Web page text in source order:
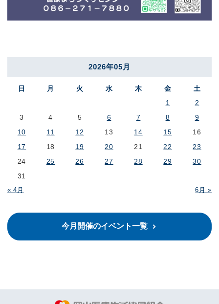
2026年05月
日 月 火 水 木 金 土
« 4月 6月 »
1
2
3
4 5 6 7 8
9
10
11 12 13 14 15
16
17
18 19 20 21 22
23
24
25 26 27 28 29
30
31
今月開催のイベント一覧